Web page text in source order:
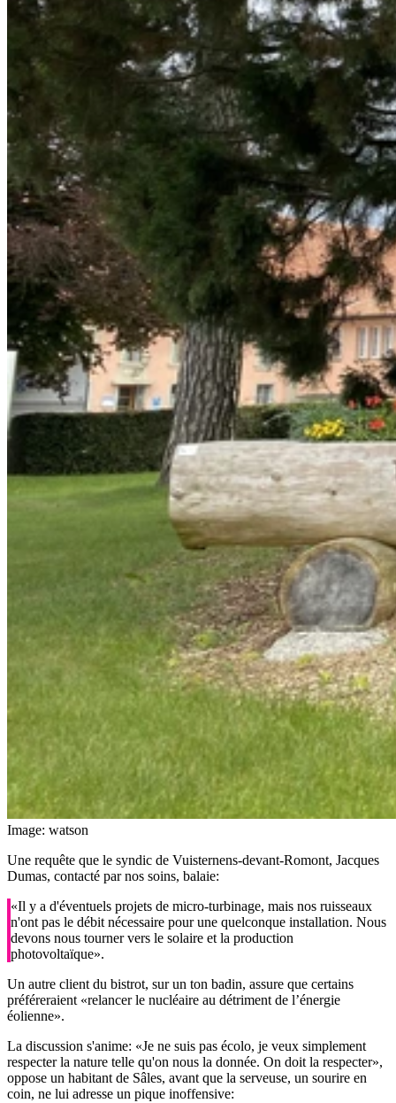
Image: watson
Une requête que le syndic de Vuisternens-devant-Romont, Jacques
Dumas, contacté par nos soins, balaie:
«Il y a d'éventuels projets de micro-turbinage, mais nos ruisseaux
n'ont pas le débit nécessaire pour une quelconque installation. Nous
devons nous tourner vers le solaire et la production
photovoltaïque».
Un autre client du bistrot, sur un ton badin, assure que certains
préféreraient «relancer le nucléaire au détriment de l’énergie
éolienne».
La discussion s'anime: «Je ne suis pas écolo, je veux simplement
respecter la nature telle qu'on nous la donnée. On doit la respecter»,
oppose un habitant de Sâles, avant que la serveuse, un sourire en
coin, ne lui adresse un pique inoffensive: